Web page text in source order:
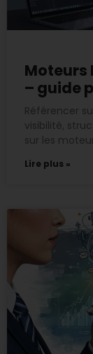
Moteurs
– guide
Référencer
visibilité,
sur les
Lire plus »